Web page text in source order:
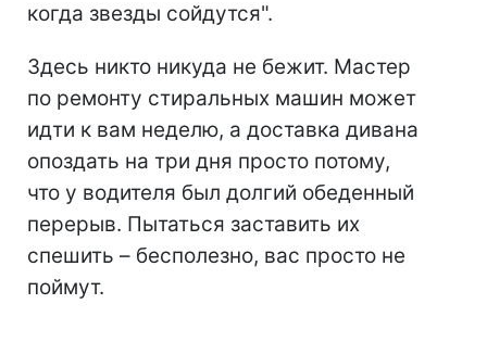
когда звезды сойдутся".
Здесь никто никуда не бежит. Мастер
по ремонту стиральных машин может
идти к вам неделю, а доставка дивана
опоздать на три дня просто потому,
что у водителя был долгий обеденный
перерыв. Пытаться заставить их
спешить – бесполезно, вас просто не
поймут.